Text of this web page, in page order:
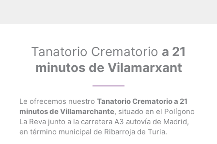
Tanatorio Crematorio a 21
minutos de Vilamarxant
Le ofrecemos nuestro Tanatorio Crematorio a 21
minutos de Villamarchante, situado en el Polígono
La Reva junto a la carretera A3 autovía de Madrid,
en término municipal de Ribarroja de Turia.